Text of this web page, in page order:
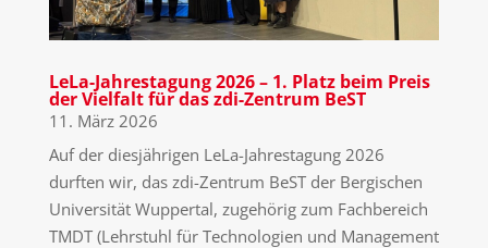
LeLa-Jahrestagung 2026 – 1. Platz beim Preis
der Vielfalt für das zdi-Zentrum BeST
11. März 2026
Auf der diesjährigen LeLa-Jahrestagung 2026
durften wir, das zdi-Zentrum BeST der Bergischen
Universität Wuppertal, zugehörig zum Fachbereich
TMDT (Lehrstuhl für Technologien und Management